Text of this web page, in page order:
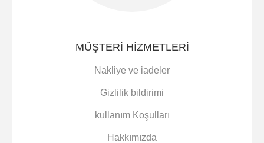
MÜŞTERI HIZMETLERI
Nakliye ve iadeler
Gizlilik bildirimi
kullanım Koşulları
Hakkımızda